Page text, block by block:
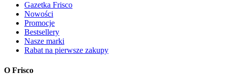
Gazetka Frisco
Nowości
Promocje
Bestsellery
Nasze marki
Rabat na pierwsze zakupy
O Frisco